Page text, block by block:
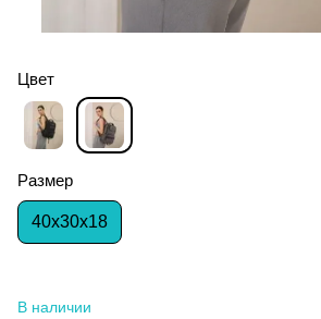
Цвет
Размер
40х30х18
В наличии